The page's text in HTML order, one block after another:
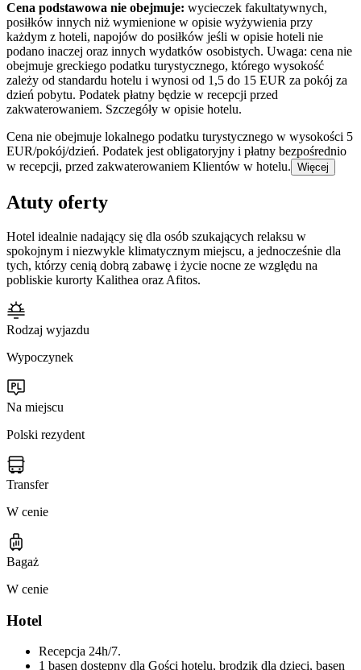
Cena podstawowa nie obejmuje: wycieczek fakultatywnych,
posiłków innych niż wymienione w opisie wyżywienia przy
każdym z hoteli, napojów do posiłków jeśli w opisie hoteli nie
podano inaczej oraz innych wydatków osobistych. Uwaga: cena nie
obejmuje greckiego podatku turystycznego, którego wysokość
zależy od standardu hotelu i wynosi od 1,5 do 15 EUR za pokój za
dzień pobytu. Podatek płatny będzie w recepcji przed
zakwaterowaniem. Szczegóły w opisie hotelu.
Cena nie obejmuje lokalnego podatku turystycznego w wysokości 5
EUR/pokój/dzień. Podatek jest obligatoryjny i płatny bezpośrednio
w recepcji, przed zakwaterowaniem Klientów w hotelu. Więcej
Atuty oferty
Hotel idealnie nadający się dla osób szukających relaksu w
spokojnym i niezwykle klimatycznym miejscu, a jednocześnie dla
tych, którzy cenią dobrą zabawę i życie nocne ze względu na
pobliskie kurorty Kalithea oraz Afitos.
Rodzaj wyjazdu
Wypoczynek
Na miejscu
Polski rezydent
Transfer
W cenie
Bagaż
W cenie
Hotel
Recepcja 24h/7.
1 basen dostępny dla Gości hotelu, brodzik dla dzieci, basen